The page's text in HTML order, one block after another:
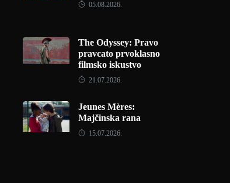
05.08.2026.
The Odyssey: Pravo
pravcato prvoklasno
filmsko iskustvo
21.07.2026.
Jeunes Mères:
Majčinska rana
15.07.2026.